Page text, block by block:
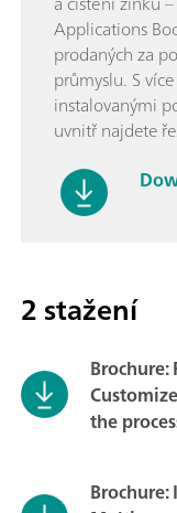
Applications
prodaných za
průmyslu. S
instalovanými
uvnitř najdete
2 stažení
the
Brochure: